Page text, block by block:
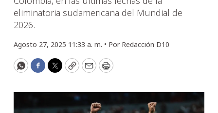
eliminatoria sudamericana del Mundial de
2026.
Agosto 27, 2025 11:33 a. m. • Por Redacción D10
WhatsApp
Facebook
Twitter
CopyEmailPrint